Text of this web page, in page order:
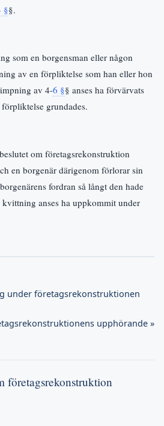
§§.
som en borgensman eller någon
av en förpliktelse som han eller hon
av 4-6 §§ anses ha förvärvats
grundades.
om företagsrekonstruktion
en borgenär därigenom förlorar sin
fordran så långt den hade
anses ha uppkommit under
under företagsrekonstruktionen
upphörande »